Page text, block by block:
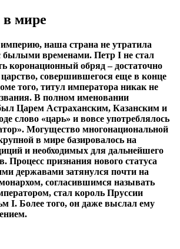
в мире
наша страна не утратила
былыми временами. Петр I не стал
коронационный обряд – достаточно
совершившегося еще в конце
того, титул императора никак не
В полном именовании
Царем Астраханским, Казанским и
слово «царь» и вовсе употреблялось
Могущество многонациональной
в мире базировалось на
и необходимых для дальнейшего
Процесс признания нового статуса
державами затянулся почти на
согласившимся называть
стал король Пруссии
I. Более того, он даже выслал ему